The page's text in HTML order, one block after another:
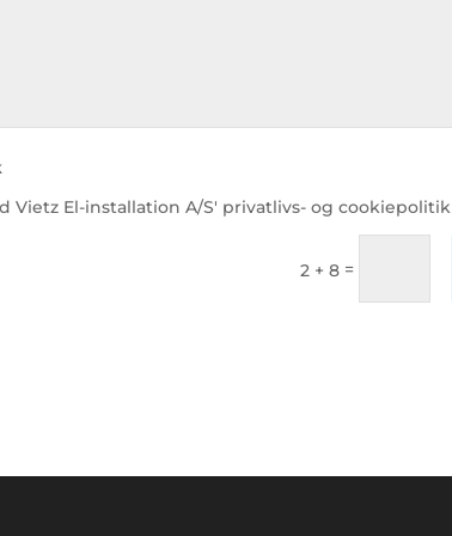
Vietz El-installation A/S' privatlivs- og cookiepolitik
2 + 8 =